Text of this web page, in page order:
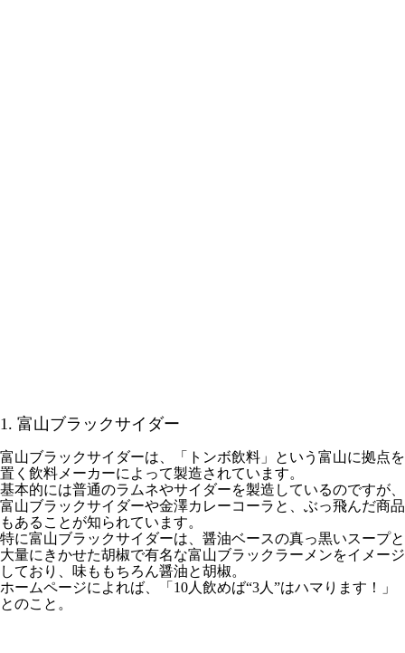
1. 富山ブラックサイダー
富山ブラックサイダーは、「トンボ飲料」という富山に拠点を
置く飲料メーカーによって製造されています。
基本的には普通のラムネやサイダーを製造しているのですが、
富山ブラックサイダーや金澤カレーコーラと、ぶっ飛んだ商品
もあることが知られています。
特に富山ブラックサイダーは、醤油ベースの真っ黒いスープと
大量にきかせた胡椒で有名な富山ブラックラーメンをイメージ
しており、味ももちろん醤油と胡椒。
ホームページによれば、「10人飲めば“3人”はハマります！」
とのこと。